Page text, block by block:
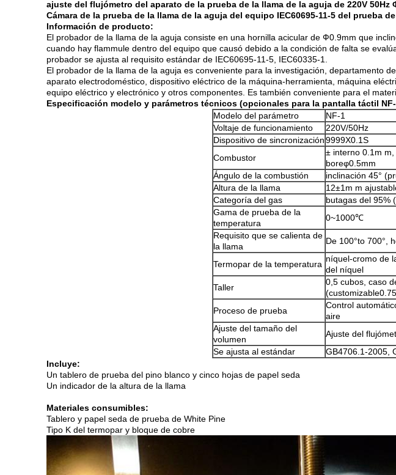
ajuste del flujómetro del aparato de la prueba de la llama de la aguja de 220V 50Hz
Cámara de la prueba de la llama de la aguja del equipo IEC60695-11-5 del prueba
Información de producto:
El probador de la llama de la aguja consiste en una hornilla acicular de Ф0.9mm que
cuando hay flammule dentro del equipo que causó debido a la condición de falta se
probador se ajusta al requisito estándar de IEC60695-11-5, IEC60335-1.
El probador de la llama de la aguja es conveniente para la investigación, departamento
aparato electrodoméstico, dispositivo eléctrico de la máquina-herramienta, máquina
equipo eléctrico y electrónico y otros componentes. Es también conveniente para el
Especificación modelo y parámetros técnicos (opcionales para la pantalla táctil
Modelo del parámetro
NF-1
Voltaje de funcionamiento
220V/50Hz
Dispositivo de sincronización9999X0.1S
Combustor
± interno 0.1m
boreφ0.5mm
Ángulo de la combustión
inclinación 45°
Altura de la llama
12±1m m
Categoría del gas
butagas del 95%
Gama de prueba de la
temperatura
0~1000℃
Requisito que se calienta de
la llama
De 100°to 700°,
Termopar de la temperatura
níquel-cromo de
del níquel
Taller
0,5 cubos, caso
Proceso de prueba
Control
aire
Ajuste del tamaño del
volumen
Ajuste del
Se ajusta al estándar
GB4706.1-2005,
Incluye:
Un tablero de prueba del pino blanco y cinco hojas de papel seda
Un indicador de la altura de la llama
Materiales consumibles:
Tablero y papel seda de prueba de White Pine
Tipo K del termopar y bloque de cobre